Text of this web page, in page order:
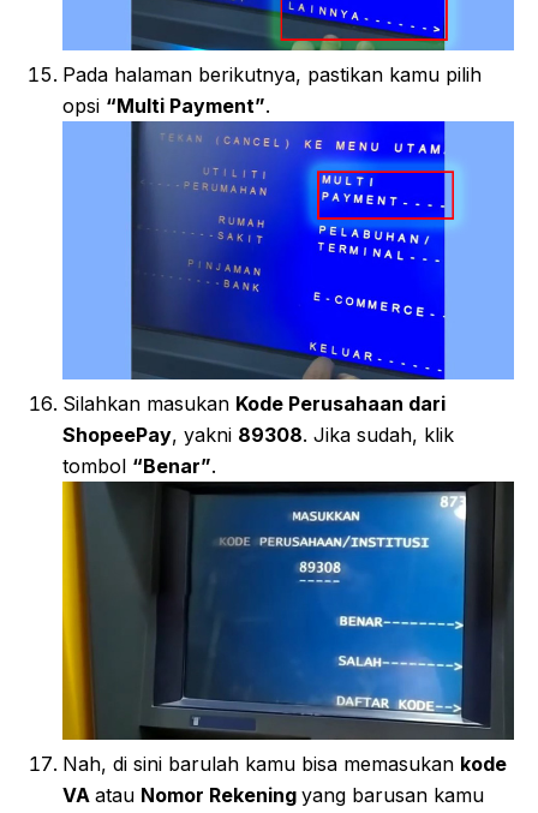
Pada halaman berikutnya, pastikan kamu pilih
opsi “Multi Payment”.
Silahkan masukan Kode Perusahaan dari
ShopeePay, yakni 89308. Jika sudah, klik
tombol “Benar”.
Nah, di sini barulah kamu bisa memasukan kode
VA atau Nomor Rekening yang barusan kamu